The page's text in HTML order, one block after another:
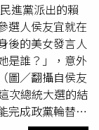
進黨派出的賴
選人侯友宜就在
後的美女發言人
是誰？」，意外
圖／翻攝自侯友
次總統大選的結
完成政黨輪替，